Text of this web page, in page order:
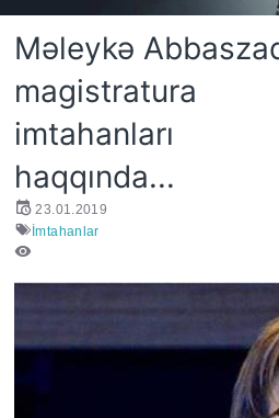
Məleykə
magistratura
imtahanları
haqqında...
23.01.2019
İmtahanlar